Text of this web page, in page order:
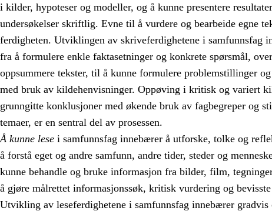
i kilder, hypoteser og modeller, og å kunne presentere
undersøkelser skriftlig. Evne til å vurdere og bearbeide egne
ferdigheten. Utviklingen av skriveferdighetene i samfunnsfag
fra å formulere enkle faktasetninger og konkrete spørsmål,
oppsummere tekster, til å kunne formulere problemstillinger
med bruk av kildehenvisninger. Oppøving i kritisk og variert
grunngitte konklusjoner med økende bruk av fagbegreper og
temaer, er en sentral del av prosessen.
Å kunne lese i samfunnsfag innebærer å utforske, tolke og
å forstå eget og andre samfunn, andre tider, steder og
kunne behandle og bruke informasjon fra bilder, film,
å gjøre målrettet informasjonssøk, kritisk vurdering og
Utvikling av leseferdighetene i samfunnsfag innebærer